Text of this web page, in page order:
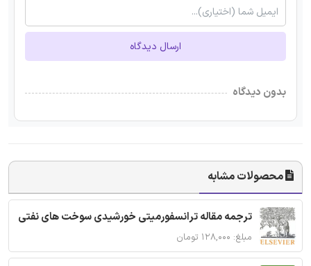
ارسال دیدگاه
بدون دیدگاه
محصولات مشابه
ترجمه مقاله ترانسفورمیتی خورشیدی سوخت های نفتی
مبلغ: ۱۲۸,۰۰۰ تومان